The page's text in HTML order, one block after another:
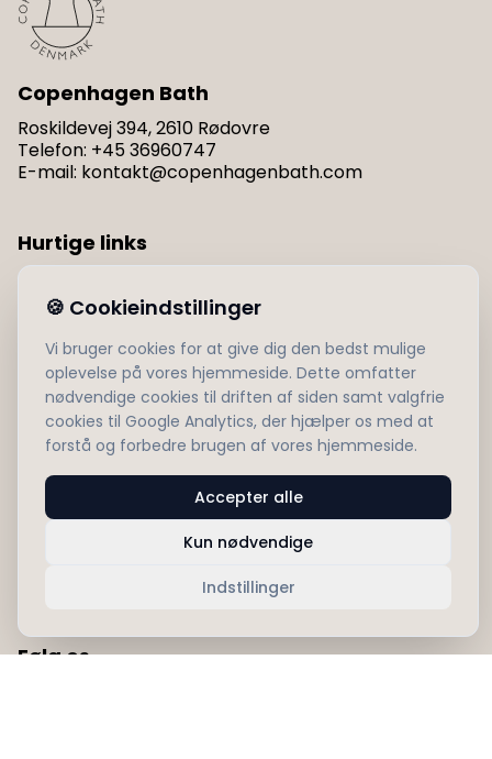
Copenhagen Bath
Roskildevej 394, 2610 Rødovre
Telefon: +45 36960747
E-mail: kontakt@copenhagenbath.com
Hurtige links
Projekter
Forhandlere
Kontakt
Information
Privatlivspolitik
Følg os
🍪 Cookieindstillinger
Vi bruger cookies for at give dig den bedst mulige
oplevelse på vores hjemmeside. Dette omfatter
nødvendige cookies til driften af siden samt valgfrie
cookies til Google Analytics, der hjælper os med at
forstå og forbedre brugen af vores hjemmeside.
Accepter alle
Kun nødvendige
Indstillinger